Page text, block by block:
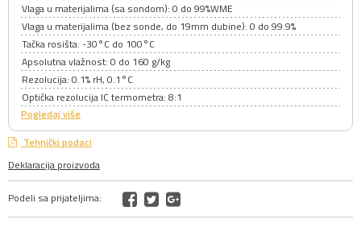
Vlaga u materijalima (sa sondom): 0 do 99%WME
Vlaga u materijalima (bez sonde, do 19mm dubine): 0 do 99.9%
Tačka rosišta: -30°C do 100°C
Apsolutna vlažnost: 0 do 160 g/kg
Rezolucija: 0.1% rH, 0.1°C
Optička rezolucija IC termometra: 8:1
Pogledaj više
Tehnički podaci
Deklaracija proizvoda
Podeli sa prijateljima: